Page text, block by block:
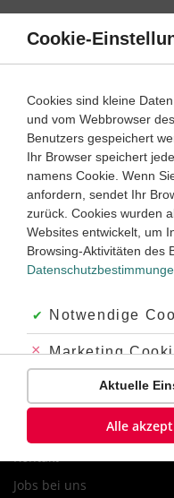
Direkt
Inhalt
Klassenarbeiten und
Deutsch
Textarbeit
Unternehmen
Kontakt
Jobs bei uns
Cookie-
Cookies sind kleine
und vom Webbrowser
Benutzers gespeichert
Ihr Browser speichert
namens Cookie. Wenn
anfordern, sendet Ihr
zurück. Cookies wurden
Websites entwickelt, um
Browsing-Aktivitäten des
Akzeptiert:
Notwendige
Abgelehnt:
Marketing
Abgelehnt:
Aktuelle
Alle